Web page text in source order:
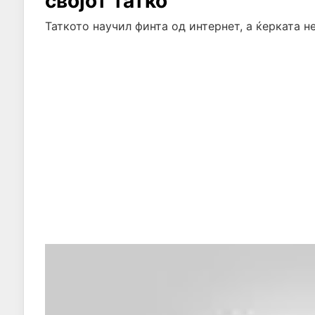
Таткото научил финта од интернет, а ќерката не